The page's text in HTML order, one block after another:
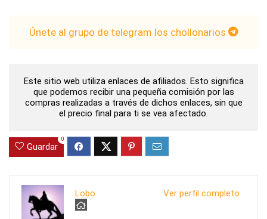
Únete al grupo de telegram los chollonarios
Este sitio web utiliza enlaces de afiliados. Esto significa
que podemos recibir una pequeña comisión por las
compras realizadas a través de dichos enlaces, sin que
el precio final para ti se vea afectado.
Guardar
0
Ver perfil completo
Lobo